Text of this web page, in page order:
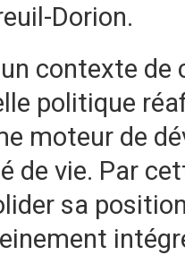
Dorion.
contexte
politique
moteur de
de vie. Par
sa